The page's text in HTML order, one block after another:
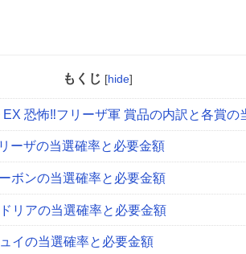
もくじ [hide]
恐怖‼フリーザ軍 賞品の内訳と各賞の
ーザの当選確率と必要金額
ボンの当選確率と必要金額
リアの当選確率と必要金額
イの当選確率と必要金額